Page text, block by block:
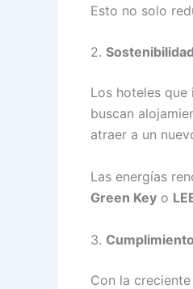
Esto no solo
2.
Los hoteles
buscan
atraer a un
Las energías
Green Key o
3.
Con la